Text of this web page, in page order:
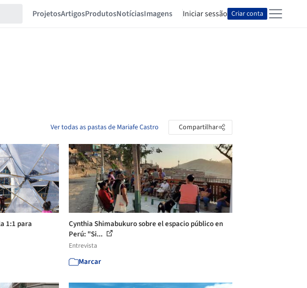
ProjetosArtigosProdutosNotíciasImagens Iniciar sessão Criar conta
Ver todas as pastas de Mariafe Castro Compartilhar
1:1 para
Cynthia Shimabukuro sobre el espacio público en
Perú: "Si...
Entrevista
Marcar